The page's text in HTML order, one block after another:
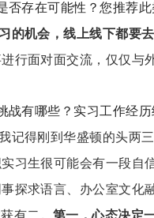
否存在可能性？您推荐此
的机会，线上线下都要
行面对面交流，仅仅与
战有哪些？实习工作经
记得刚到华盛顿的头两
习生很可能会有一段
探求语言、办公室文化
有二。 第一，心态决定